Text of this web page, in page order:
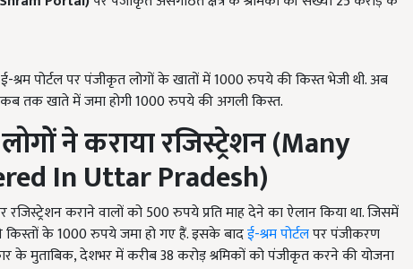
श्रम पोर्टल पर पंजीकृत लोगों के खातों में 1000 रुपये की किस्त भेजी थी. अब
तक खाते में जमा होगी 1000 रुपये की अगली किस्त.
ने कराया रजिस्ट्रेशन (Many
In Uttar Pradesh)
रजिस्ट्रेशन कराने वालों को 500 रुपये प्रति माह देने का ऐलान किया था. जिसमें
के 1000 रुपये जमा हो गए हैं. इसके बादई-श्रम पोर्टलपर पंजीकरण
के मुताबिक, देशभर में करीब 38 करोड़ श्रमिकों को पंजीकृत करने की योजना